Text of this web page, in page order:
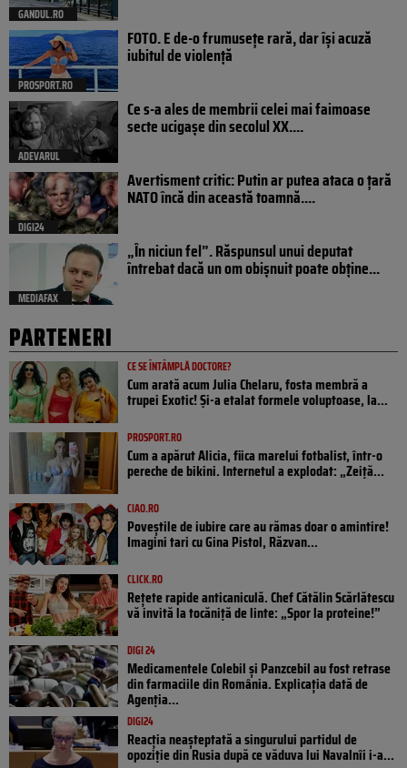
GANDUL.RO
PROSPORT.RO
FOTO. E de-o frumusețe rară, dar își acuză
iubitul de violență
ADEVARUL
Ce s-a ales de membrii celei mai faimoase
secte ucigașe din secolul XX....
DIGI24
Avertisment critic: Putin ar putea ataca o țară
NATO încă din această toamnă....
MEDIAFAX
„În niciun fel”. Răspunsul unui deputat
întrebat dacă un om obișnuit poate obține...
PARTENERI
CE SE ÎNTÂMPLĂ DOCTORE?
Cum arată acum Julia Chelaru, fosta membră a
trupei Exotic! Și-a etalat formele voluptoase, la...
PROSPORT.RO
Cum a apărut Alicia, fiica marelui fotbalist, într-o
pereche de bikini. Internetul a explodat: „Zeiță...
CIAO.RO
Poveştile de iubire care au rămas doar o amintire!
Imagini tari cu Gina Pistol, Răzvan...
CLICK.RO
Rețete rapide anticaniculă. Chef Cătălin Scărlătescu
vă invită la tocăniță de linte: „Spor la proteine!”
DIGI 24
Medicamentele Colebil și Panzcebil au fost retrase
din farmaciile din România. Explicația dată de
Agenția...
DIGI24
Reacția neașteptată a singurului partidul de
opoziţie din Rusia după ce văduva lui Navalnîi i-a...